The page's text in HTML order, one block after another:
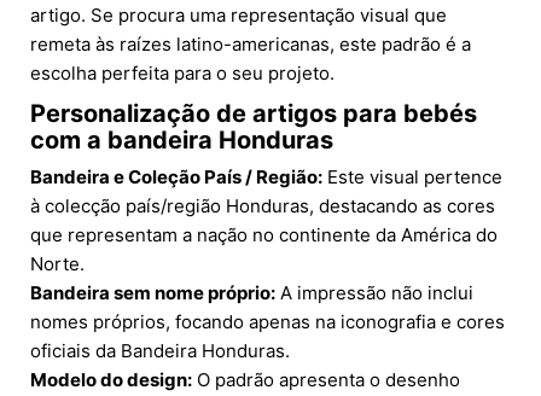
artigo. Se procura uma representação visual que
remeta às raízes latino-americanas, este padrão é a
escolha perfeita para o seu projeto.
Personalização de artigos para bebés
com a bandeira Honduras
Bandeira e Coleção País / Região: Este visual pertence
à colecção país/região Honduras, destacando as cores
que representam a nação no continente da América do
Norte.
Bandeira sem nome próprio: A impressão não inclui
nomes próprios, focando apenas na iconografia e cores
oficiais da Bandeira Honduras.
Modelo do design: O padrão apresenta o desenho